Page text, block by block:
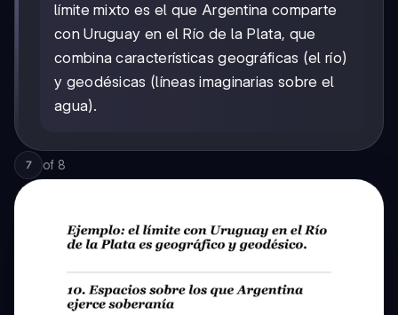
límite mixto es el que Argentina comparte
con Uruguay en el Río de la Plata, que
combina características geográficas (el río)
y geodésicas (líneas imaginarias sobre el
agua).
7 of 8